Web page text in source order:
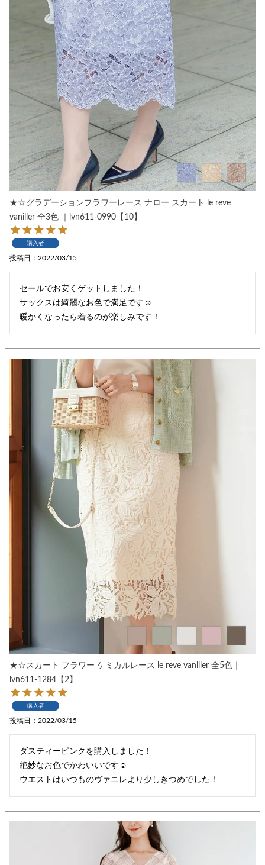
★☆グラデーションフラワーレース ナロー スカート le reve
vaniller 全3色 ｜lvn611-0990【10】
購入者
投稿日 2022/03/15
セールでお安くゲットしました！
サックスは綺麗なお色で満足です☺︎
暖かくなったら着るのが楽しみです！
★☆スカート フラワー ケミカルレース le reve vaniller 全5色｜
lvn611-1284【2】
購入者
投稿日 2022/03/15
ダスティーピンクを購入しました！
絶妙なお色でかわいいです☺︎
ウエストはいつものヴァニレより少しきつめでした！